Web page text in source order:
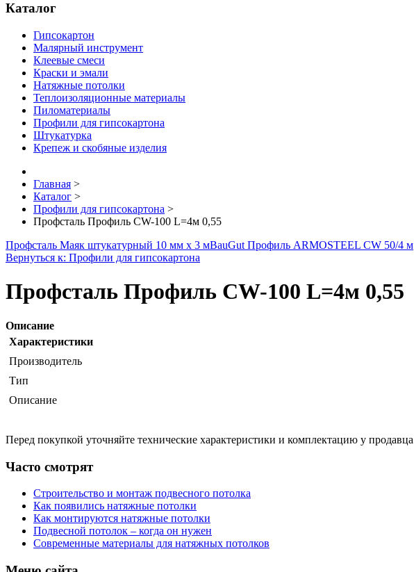
Каталог
Гипсокартон
Малярный инструмент
Клеевые смеси
Краски и эмали
Натяжные потолки
Теплоизоляционные материалы
Пиломатериалы
Профили для гипсокартона
Штукатурка
Крепеж и скобяные изделия
Главная >
Каталог >
Профили для гипсокартона >
Профсталь Профиль CW-100 L=4м 0,55
Профсталь Маяк штукатурный 10 мм х 3 мBauGut Профиль ARMOSTEEL CW 50/4 м
Вернуться к: Профили для гипсокартона
Профсталь Профиль CW-100 L=4м 0,55
Описание
Характеристики
Производитель
Тип
Описание
Перед покупкой уточняйте технические характеристики и комплектацию у продавца
Часто смотрят
Строительство и монтаж подвесного потолка
Как появились натяжные потолки
Как монтируются натяжные потолки
Подвесной потолок – когда он нужен
Современные материалы для натяжных потолков